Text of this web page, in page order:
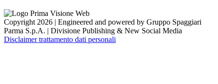
Copyright 2026 | Engineered and powered by Gruppo Spaggiari
Parma S.p.A. | Divisione Publishing & New Social Media
Disclaimer trattamento dati personali